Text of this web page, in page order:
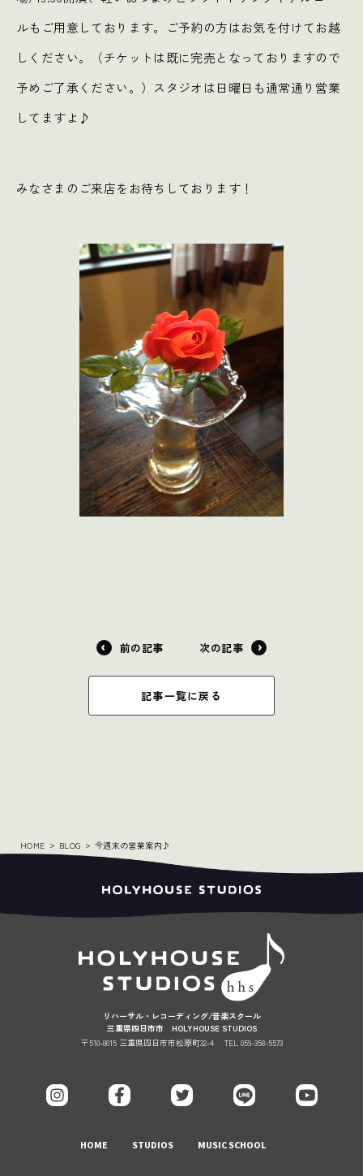
ルもご用意しております。ご予約の方はお気を付けてお越
しください。（チケットは既に完売となっておりますので
予めご了承ください。）スタジオは日曜日も通常通り営業
してますよ♪
みなさまのご来店をお待ちしております！
前の記事
記事一覧に戻る
次の記事
HOME BLOG 今週末の営業案内♪
リハーサル・レコーディング/音楽スクール
三重県四日市市 HOLYHOUSE STUDIOS
〒510-8015 三重県四日市市松原町32-4
TEL 059-358-5573
HOME STUDIOS MUSIC SCHOOL